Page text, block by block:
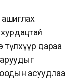
ашиглах
түлхүүр дараа
асуудлаа